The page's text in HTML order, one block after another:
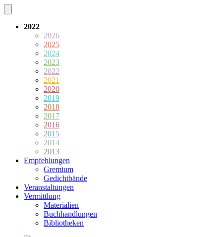
2022
2026
2025
2024
2023
2022
2021
2020
2019
2018
2017
2016
2015
2014
2013
Empfehlungen
Gremium
Gedichtbände
Veranstaltungen
Vermittlung
Materialien
Buchhandlungen
Bibliotheken